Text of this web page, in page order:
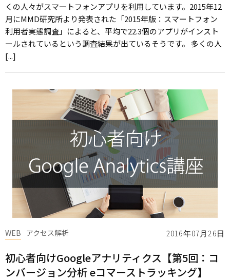
くの人々がスマートフォンアプリを利用しています。2015年12
月にMMD研究所より発表された「2015年版：スマートフォン
利用者実態調査」によると、平均で22.3個のアプリがインスト
ールされているという調査結果が出ているそうです。 多くの人
[...]
2016年07月26日
WEB アクセス解析
初心者向けGoogleアナリティクス【第5回：コ
ンバージョン分析 eコマーストラッキング】